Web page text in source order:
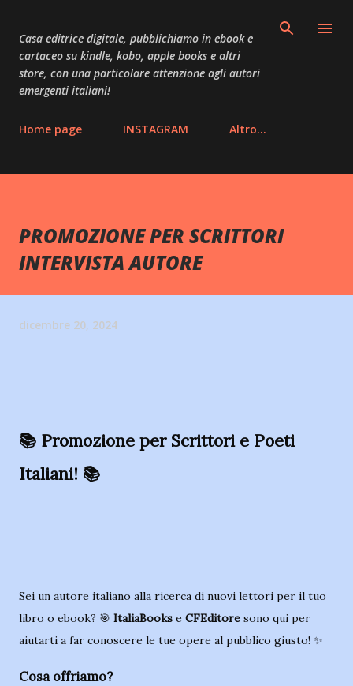
Casa editrice digitale, pubblichiamo in ebook e
cartaceo su kindle, kobo, apple books e altri
store, con una particolare attenzione agli autori
emergenti italiani!
Home page INSTAGRAM Altro…
PROMOZIONE PER SCRITTORI
INTERVISTA AUTORE
dicembre 20, 2024
📚 Promozione per Scrittori e Poeti
Italiani! 📚
Sei un autore italiano alla ricerca di nuovi lettori per il tuo
libro o ebook? 🎯 ItaliaBooks e CFEditore sono qui per
aiutarti a far conoscere le tue opere al pubblico giusto! ✨
Cosa offriamo?